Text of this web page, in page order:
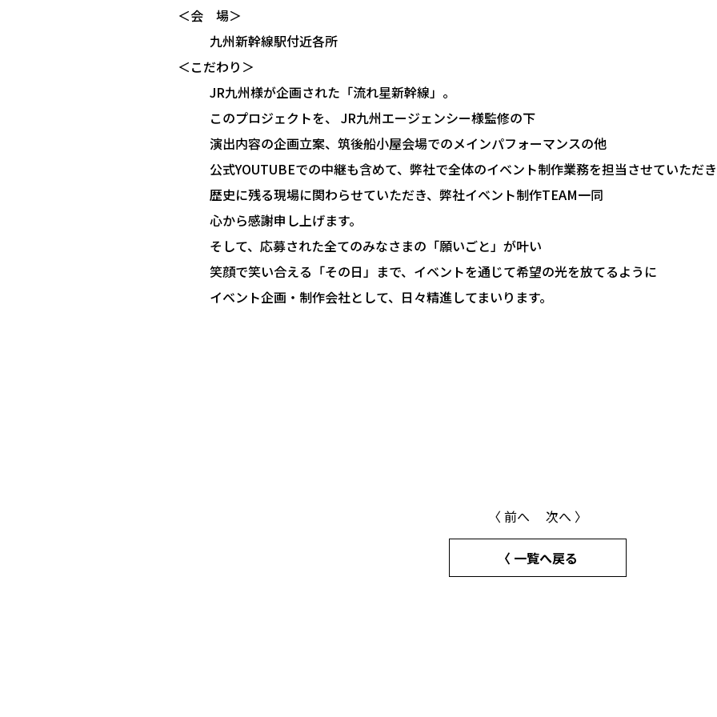
＜会 場＞
九州新幹線駅付近各所
＜こだわり＞
JR九州様が企画された「流れ星新幹線」。
このプロジェクトを、 JR九州エージェンシー様監修の下
演出内容の企画立案、筑後船小屋会場でのメインパフォーマンスの他
公式YOUTUBEでの中継も含めて、弊社で全体のイベント制作業務を担当させていただき
歴史に残る現場に関わらせていただき、弊社イベント制作TEAM一同
心から感謝申し上げます。
そして、応募された全てのみなさまの「願いごと」が叶い
笑顔で笑い合える「その日」まで、イベントを通じて希望の光を放てるように
イベント企画・制作会社として、日々精進してまいります。
〈 前へ 次へ 〉
〈 一覧へ戻る